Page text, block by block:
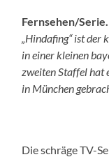
Fernsehen/Serie.
„Hindafing“ ist
in einer kleinen
zweiten Staffel hat
in München
Die schräge TV-